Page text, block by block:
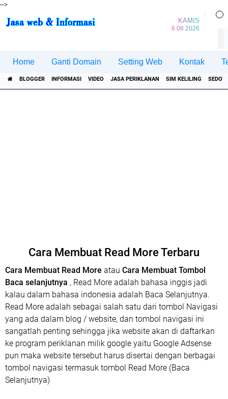
-->
KAMIS
6 08 2026
Home Ganti Domain Setting Web Kontak
BLOGGER INFORMASI VIDEO JASA PERIKLANAN SIM KELILING SEDOT
Cara Membuat Read More Terbaru
Cara Membuat Read More atau Cara Membuat Tombol
Baca selanjutnya , Read More adalah bahasa inggis jadi
kalau dalam bahasa indonesia adalah Baca Selanjutnya.
Read More adalah sebagai salah satu dari tombol Navigasi
yang ada dalam blog / website, dan tombol navigasi ini
sangatlah penting sehingga jika website akan di daftarkan
ke program periklanan milik google yaitu Google Adsense
pun maka website tersebut harus disertai dengan berbagai
tombol navigasi termasuk tombol Read More (Baca
Selanjutnya)